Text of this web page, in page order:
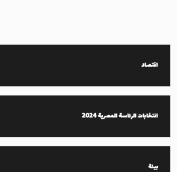
اقتصاد
انتخابات الرئاسة المصرية 2024
بيئة